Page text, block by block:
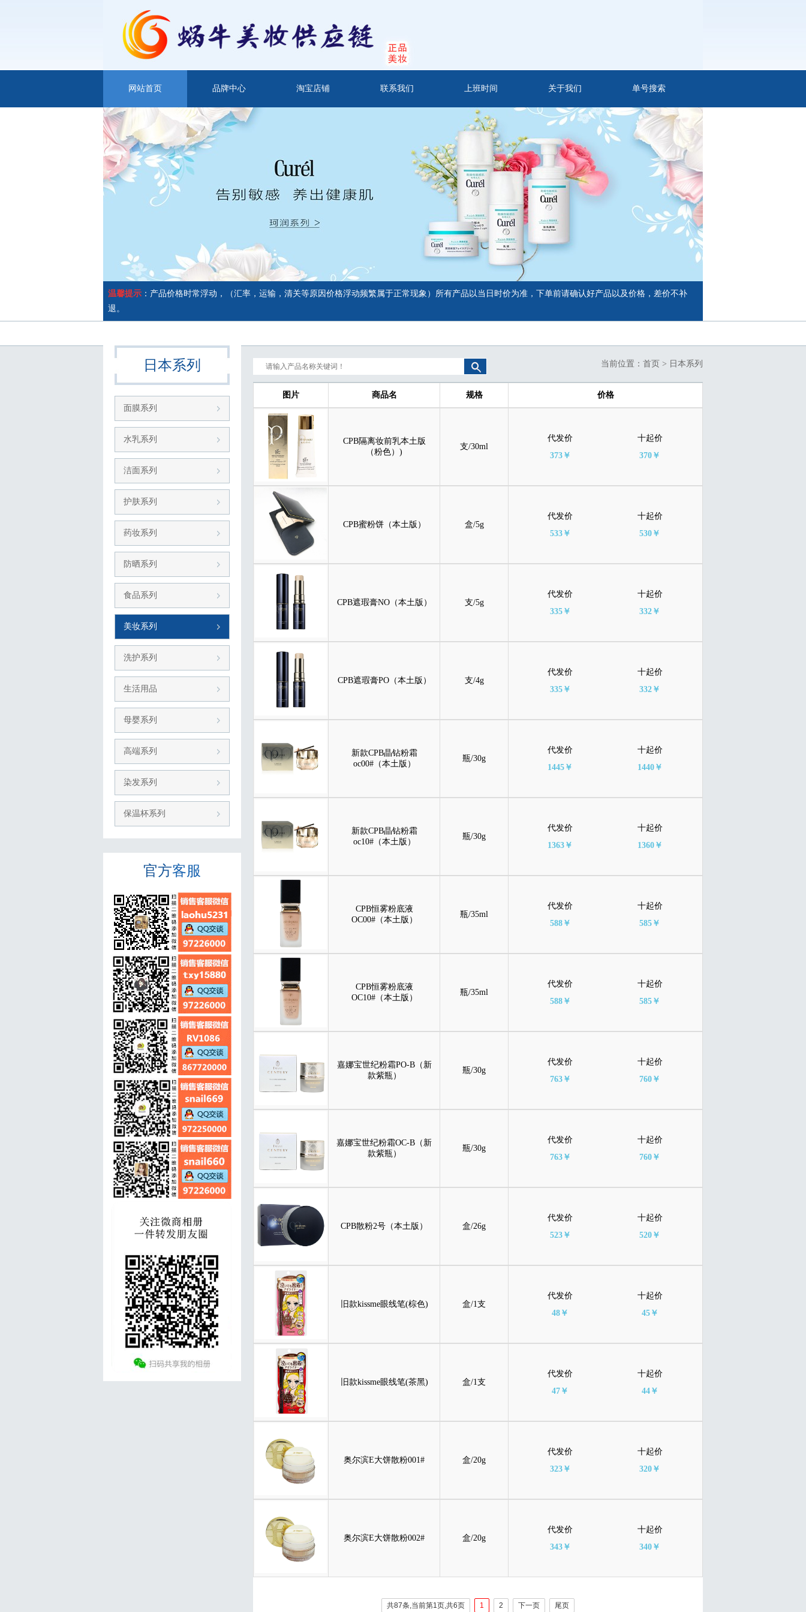
网站首页 品牌中心 淘宝店铺 联系我们 上班时间 关于我们 单号搜索
温馨提示 ：产品价格时常浮动，（汇率，运输，清关等原因价格浮动频繁属于正常现象）所有产品以当日时价为准，下单前请确认好产品以及价格，差价不补
退。
日本系列
面膜系列
水乳系列
洁面系列
护肤系列
药妆系列
防晒系列
食品系列
美妆系列
洗护系列
生活用品
母婴系列
高端系列
染发系列
保温杯系列
官方客服
当前位置： 首页 > 日本系列
图片 商品名 规格 价格
CPB隔离妆前乳本土版
（粉色）)
支/30ml
代发价
十起价
373￥
370￥
CPB蜜粉饼（本土版） 盒/5g
代发价
十起价
533￥
530￥
CPB遮瑕膏NO（本土版） 支/5g
代发价
十起价
335￥
332￥
CPB遮瑕膏PO（本土版） 支/4g
代发价
十起价
335￥
332￥
新款CPB晶钻粉霜
oc00#（本土版）
瓶/30g
代发价
十起价
1445￥
1440￥
新款CPB晶钻粉霜
oc10#（本土版）
瓶/30g
代发价
十起价
1363￥
1360￥
CPB恒雾粉底液
OC00#（本土版）
瓶/35ml
代发价
十起价
588￥
585￥
CPB恒雾粉底液
OC10#（本土版）
瓶/35ml
代发价
十起价
588￥
585￥
嘉娜宝世纪粉霜PO-B（新
款紫瓶）
瓶/30g
代发价
十起价
763￥
760￥
嘉娜宝世纪粉霜OC-B（新
款紫瓶）
瓶/30g
代发价
十起价
763￥
760￥
CPB散粉2号（本土版） 盒/26g
代发价
十起价
523￥
520￥
旧款kissme眼线笔(棕色) 盒/1支
代发价
十起价
48￥
45￥
旧款kissme眼线笔(茶黑) 盒/1支
代发价
十起价
47￥
44￥
奥尔滨E大饼散粉001# 盒/20g
代发价
十起价
323￥
320￥
奥尔滨E大饼散粉002# 盒/20g
代发价
十起价
343￥
340￥
共87条,当前第1页,共6页 1 2 下一页 尾页